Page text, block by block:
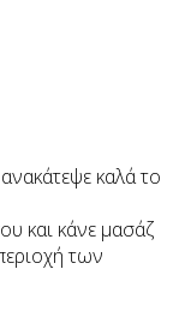
καλά το
και κάνε μασάζ
των